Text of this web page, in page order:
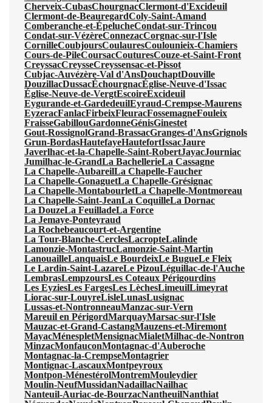
Cherveix-CubasChourgnacClermont-d'Excideuil
Clermont-de-BeauregardColy-Saint-Amand
Comberanche-et-ÉpelucheCondat-sur-Trincou
Condat-sur-VézèreConnezacCorgnac-sur-l'Isle
CornilleCoubjoursCoulauresCoulounieix-Chamiers
Cours-de-PileCoursacCouturesCouze-et-Saint-Front
CreyssacCreysseCreyssensac-et-Pissot
Cubjac-Auvézère-Val d'AnsDouchaptDouville
DouzillacDussacÉchourgnacÉglise-Neuve-d'Issac
Église-Neuve-de-VergtEscoireExcideuil
Eygurande-et-GardedeuilEyraud-Crempse-Maurens
EyzeracFanlacFirbeixFleuracFossemagneFouleix
FraisseGabillouGardonneGénisGinestet
Gout-RossignolGrand-BrassacGranges-d'AnsGrignols
Grun-BordasHautefayeHautefortIssacJaure
Javerlhac-et-la-Chapelle-Saint-RobertJayacJourniac
Jumilhac-le-GrandLa BachellerieLa Cassagne
La Chapelle-AubareilLa Chapelle-Faucher
La Chapelle-GonaguetLa Chapelle-Grésignac
La Chapelle-MontabourletLa Chapelle-Montmoreau
La Chapelle-Saint-JeanLa CoquilleLa Dornac
La DouzeLa FeuilladeLa Force
La Jemaye-Ponteyraud
La Rochebeaucourt-et-Argentine
La Tour-Blanche-CerclesLacropteLalinde
Lamonzie-MontastrucLamonzie-Saint-Martin
LanouailleLanquaisLe BourdeixLe BugueLe Fleix
Le Lardin-Saint-LazareLe PizouLéguillac-de-l'Auche
LembrasLempzoursLes Coteaux Périgourdins
Les EyziesLes FargesLes LèchesLimeuilLimeyrat
Liorac-sur-LouyreLisleLunasLusignac
Lussas-et-NontronneauManzac-sur-Vern
Mareuil en PérigordMarquayMarsac-sur-l'Isle
Mauzac-et-Grand-CastangMauzens-et-Miremont
MayacMénespletMensignacMialetMilhac-de-Nontron
MinzacMonfauconMontagnac-d'Auberoche
Montagnac-la-CrempseMontagrier
Montignac-LascauxMontpeyroux
Montpon-MénestérolMontremMouleydier
Moulin-NeufMussidanNadaillacNailhac
Nanteuil-Auriac-de-BourzacNantheuilNanthiat